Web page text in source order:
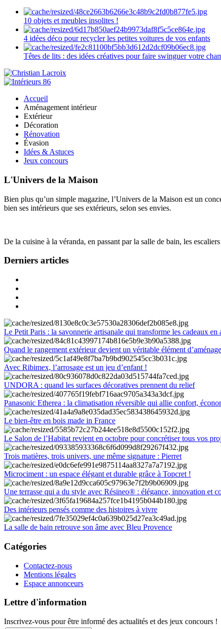
10 objets et meubles insolites !
4 idées déco pour recycler les petites voitures de vos enfants
Têtes de lits : des idées créatives pour faire swinguer votre
Accueil
Aménagement intérieur
Extérieur
Décoration
Rénovation
Évasion
Idées & Astuces
Jeux concours
L'Univers de la Maison
Bien plus qu’un simple magazine, l’Univers de la Maison est un
bien ses intérieurs que ses extérieurs, selon ses envies.
De la cuisine à la véranda, en passant par la salle de bain, les
Derniers articles
Le Petit Paris : la savonnerie artisanale qui transforme les cadeaux en
Quand le rangement extérieur devient un véritable élément
Avec Ribimex, l’arrosage est un jeu d’enfant !
UNDORA : quand les surfaces décoratives prennent du relief
Panasonic Etherea : la climatisation réversible qui allie confort,
Le bien-être en bois made in France
Le Salon de l’Habitat revient en octobre pour concrétiser tous vos
Trois matières, trois univers, une même signature : Pierret
Microciment : un espace élégant et durable grâce à Topcret !
Une terrasse qui a du style avec Résineo® : élégance, innovation et
Des intérieurs pensés comme des histoires à vivre
La salle de bain retrouve son âme avec Bleu Provence
Catégories
Contactez-nous
Mentions légales
Espace annonceurs
Lettre d'information
Inscrivez-vous pour être informé des actualités et des jeux concours !